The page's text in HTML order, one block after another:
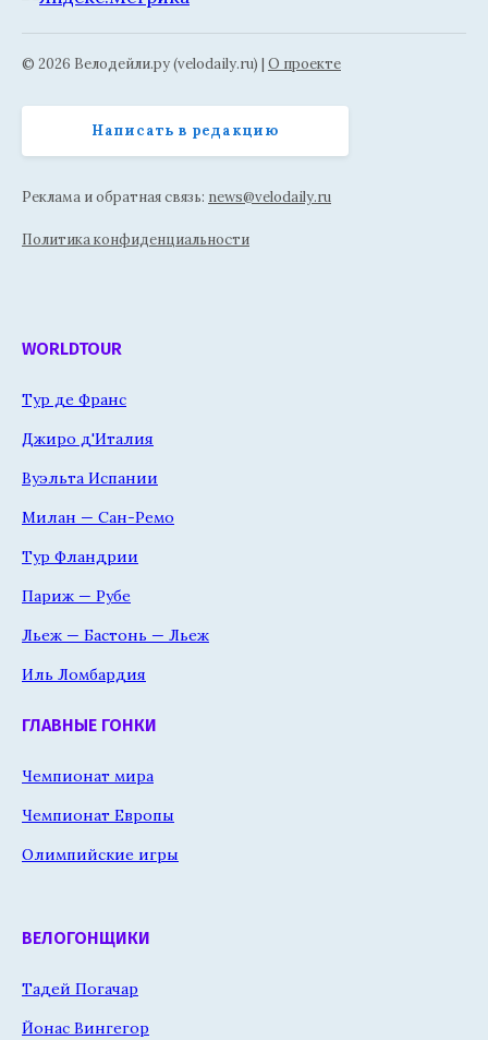
© 2026 Велодейли.ру (velodaily.ru) | О проекте
Написать в редакцию
Реклама и обратная связь: news@velodaily.ru
Политика конфиденциальности
WORLDTOUR
Тур де Франс
Джиро д'Италия
Вуэльта Испании
Милан — Сан-Ремо
Тур Фландрии
Париж — Рубе
Льеж — Бастонь — Льеж
Иль Ломбардия
ГЛАВНЫЕ ГОНКИ
Чемпионат мира
Чемпионат Европы
Олимпийские игры
ВЕЛОГОНЩИКИ
Тадей Погачар
Йонас Вингегор